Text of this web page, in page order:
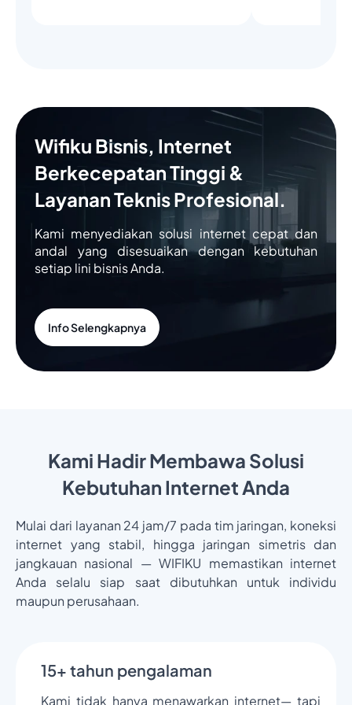
Wifiku Bisnis, Internet
Berkecepatan Tinggi &
Layanan Teknis Profesional.
Kami menyediakan solusi internet cepat dan
andal yang disesuaikan dengan kebutuhan
setiap lini bisnis Anda.
Info Selengkapnya
Kami Hadir Membawa Solusi
Kebutuhan Internet Anda
Mulai dari layanan 24 jam/7 pada tim jaringan, koneksi
internet yang stabil, hingga jaringan simetris dan
jangkauan nasional — WIFIKU memastikan internet
Anda selalu siap saat dibutuhkan untuk individu
maupun perusahaan.
15+ tahun pengalaman
Kami tidak hanya menawarkan internet— tapi